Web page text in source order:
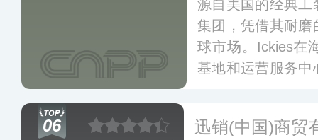
源自美国的经典
集团，凭借其耐
球市场。Ickies在
基地和运营服务
店。更多
06 迅销(中国)商贸